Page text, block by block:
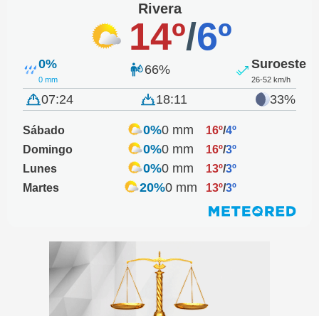
Rivera
14º/6º
0%
0 mm
66% Suroeste
26-52 km/h
07:24 18:11 33%
Sábado 0%0 mm 16º/4º
Domingo
0%0 mm 16º/3º
Lunes
0%0 mm 13º/3º
Martes
20%0 mm 13º/3º